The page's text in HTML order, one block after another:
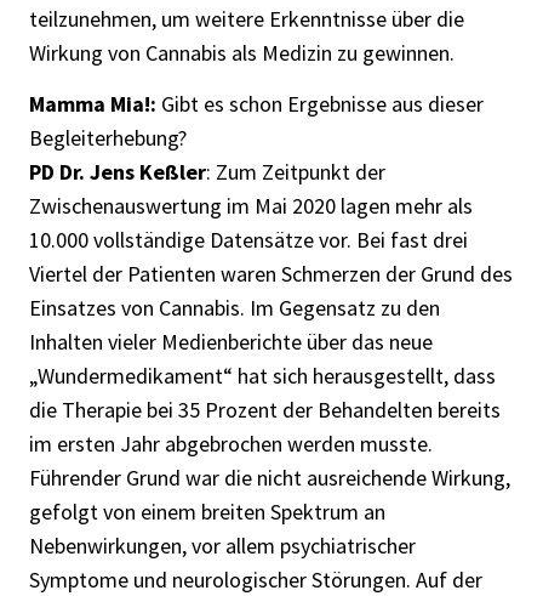
teilzunehmen, um weitere Erkenntnisse über die
Wirkung von Cannabis als Medizin zu gewinnen.
Mamma Mia!: Gibt es schon Ergebnisse aus dieser
Begleiterhebung?
PD Dr. Jens Keßler: Zum Zeitpunkt der
Zwischenauswertung im Mai 2020 lagen mehr als
10.000 vollständige Datensätze vor. Bei fast drei
Viertel der Patienten waren Schmerzen der Grund des
Einsatzes von Cannabis. Im Gegensatz zu den
Inhalten vieler Medienberichte über das neue
„Wundermedikament“ hat sich herausgestellt, dass
die Therapie bei 35 Prozent der Behandelten bereits
im ersten Jahr abgebrochen werden musste.
Führender Grund war die nicht ausreichende Wirkung,
gefolgt von einem breiten Spektrum an
Nebenwirkungen, vor allem psychiatrischer
Symptome und neurologischer Störungen. Auf der